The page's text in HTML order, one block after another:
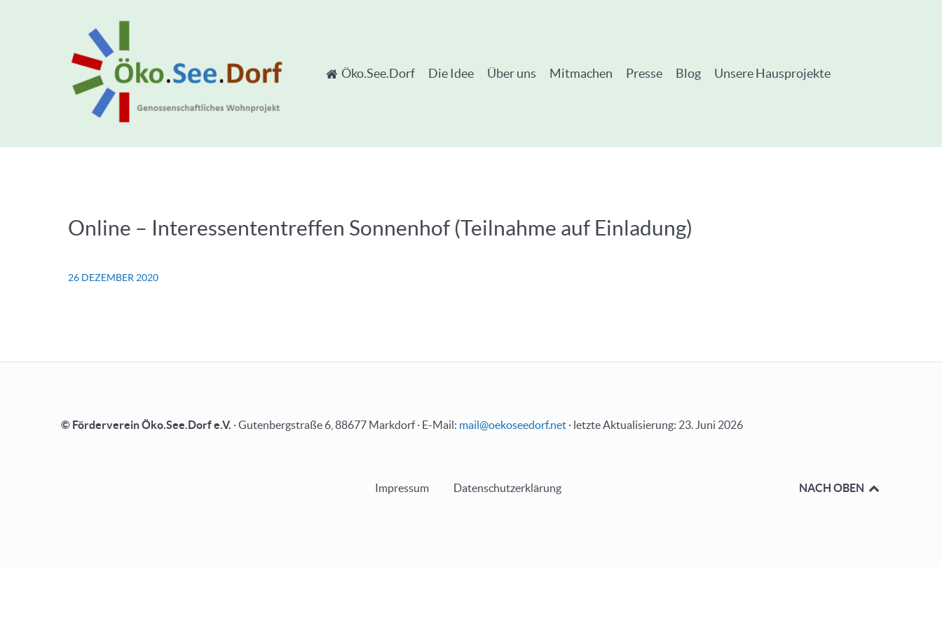
Öko.See.Dorf Die Idee Über uns Mitmachen Presse Blog Unsere Hausprojekte
Online – Interessententreffen Sonnenhof (Teilnahme auf Einladung)
26 DEZEMBER 2020
© Förderverein Öko.See.Dorf e.V. · Gutenbergstraße 6, 88677 Markdorf · E-Mail: mail@oekoseedorf.net · letzte Aktualisierung: 23. Juni 2026
Impressum Datenschutzerklärung NACH OBEN